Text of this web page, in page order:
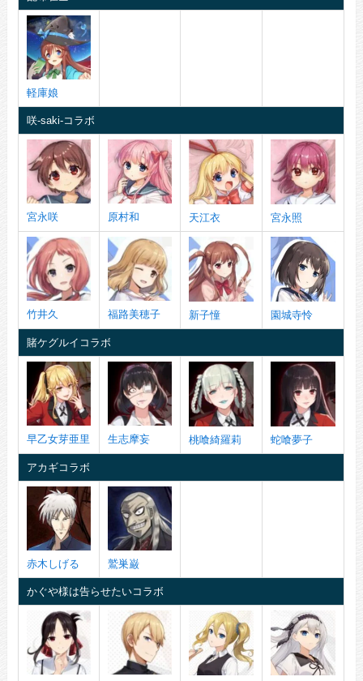
軽庫娘
咲-saki-コラボ
宮永咲 原村和 天江衣 宮永照
竹井久 福路美穂子 新子憧 園城寺怜
賭ケグルイコラボ
早乙女芽亜里 生志摩妄 桃喰綺羅莉 蛇喰夢子
アカギコラボ
赤木しげる 鷲巣巌
かぐや様は告らせたいコラボ